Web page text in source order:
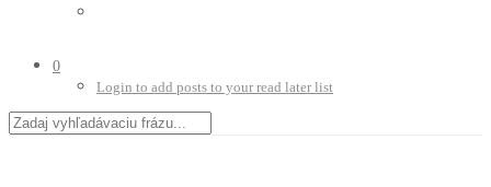
0
Login to add posts to your read later list